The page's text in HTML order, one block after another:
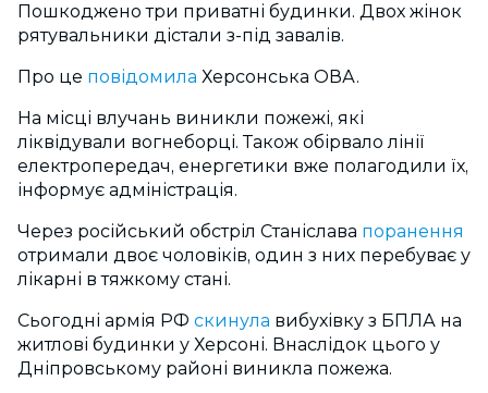
Пошкоджено три приватні будинки. Двох жінок
рятувальники дістали з-під завалів.
Про це повідомила Херсонська ОВА.
На місці влучань виникли пожежі, які
ліквідували вогнеборці. Також обірвало лінії
електропередач, енергетики вже полагодили їх,
інформує адміністрація.
Через російський обстріл Станіслава поранення
отримали двоє чоловіків, один з них перебуває у
лікарні в тяжкому стані.
Сьогодні армія РФ скинула вибухівку з БПЛА на
житлові будинки у Херсоні. Внаслідок цього у
Дніпровському районі виникла пожежа.